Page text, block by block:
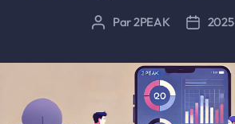
Auteur
Par2PEAK
Date